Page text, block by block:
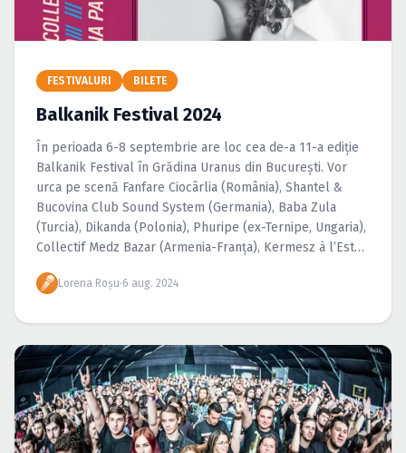
Caută în site...
FESTIVALURI BILETE
Balkanik Festival 2024
În perioada 6-8 septembrie are loc cea de-a 11-a ediție
Balkanik Festival în Grădina Uranus din București. Vor
urca pe scenă Fanfare Ciocârlia (România), Shantel &
Bucovina Club Sound System (Germania), Baba Zula
(Turcia), Dikanda (Polonia), Phuripe (ex-Ternipe, Ungaria),
Collectif Medz Bazar (Armenia-Franța), Kermesz à l’Est
Rumeliko (Grecia-România).
Lorena Roșu·6 aug. 2024